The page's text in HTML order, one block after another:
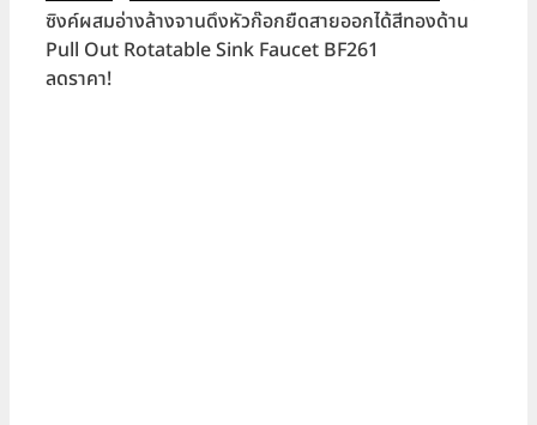
ซิงค์ผสมอ่างล้างจานดึงหัวก๊อกยืดสายออกได้สีทองด้าน
Pull Out Rotatable Sink Faucet BF261
ลดราคา!